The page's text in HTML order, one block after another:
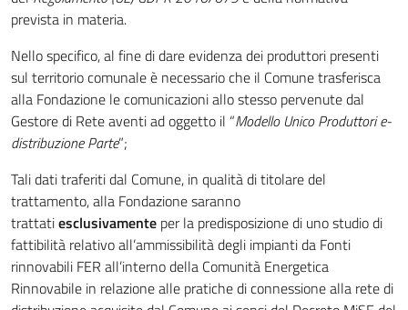
prevista in materia.
Nello specifico, al fine di dare evidenza dei produttori presenti
sul territorio comunale è necessario che il Comune trasferisca
alla Fondazione le comunicazioni allo stesso pervenute dal
Gestore di Rete aventi ad oggetto il “Modello Unico Produttori e-
distribuzione Parte”;
Tali dati traferiti dal Comune, in qualità di titolare del
trattamento, alla Fondazione saranno
trattatiesclusivamente per la predisposizione di uno studio di
fattibilità relativo all’ammissibilità degli impianti da Fonti
rinnovabili FER all’interno della Comunità Energetica
Rinnovabile in relazione alle pratiche di connessione alla rete di